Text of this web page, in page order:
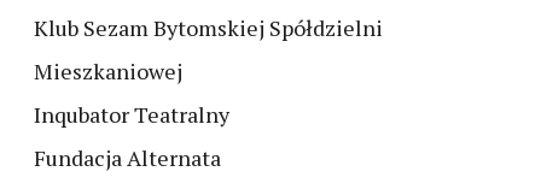
Klub Sezam Bytomskiej Spółdzielni
Mieszkaniowej
Inqubator Teatralny
Fundacja Alternata